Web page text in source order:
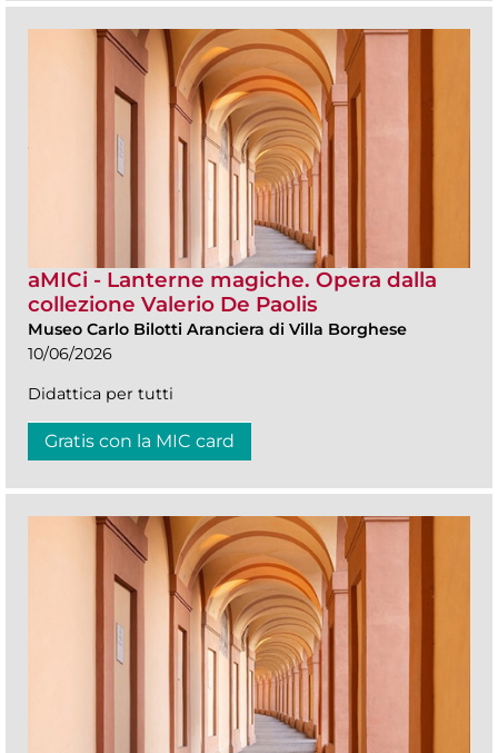
aMICi - Lanterne magiche. Opera dalla
collezione Valerio De Paolis
Museo Carlo Bilotti Aranciera di Villa Borghese
10/06/2026
Didattica per tutti
Gratis con la MIC card